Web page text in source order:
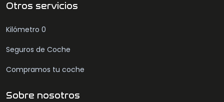
Otros servicios
Kilómetro 0
Seguros de Coche
Compramos tu coche
Sobre nosotros